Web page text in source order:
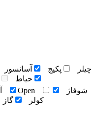
چيلر
پکيج آسانسور
حياط
Open
شوفاژ
کولر
گاز